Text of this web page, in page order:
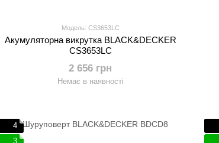
Модель: CS3653LC
Акумуляторна викрутка BLACK&DECKER
CS3653LC
2 656 грн
Немає в наявності
4
3